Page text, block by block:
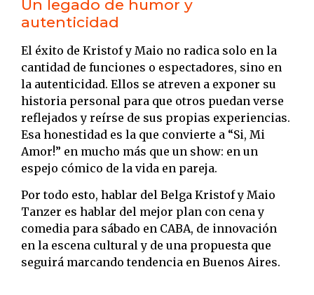
Un legado de humor y
autenticidad
El éxito de Kristof y Maio no radica solo en la
cantidad de funciones o espectadores, sino en
la autenticidad. Ellos se atreven a exponer su
historia personal para que otros puedan verse
reflejados y reírse de sus propias experiencias.
Esa honestidad es la que convierte a “Si, Mi
Amor!” en mucho más que un show: en un
espejo cómico de la vida en pareja.
Por todo esto, hablar del Belga Kristof y Maio
Tanzer es hablar del mejor plan con cena y
comedia para sábado en CABA, de innovación
en la escena cultural y de una propuesta que
seguirá marcando tendencia en Buenos Aires.